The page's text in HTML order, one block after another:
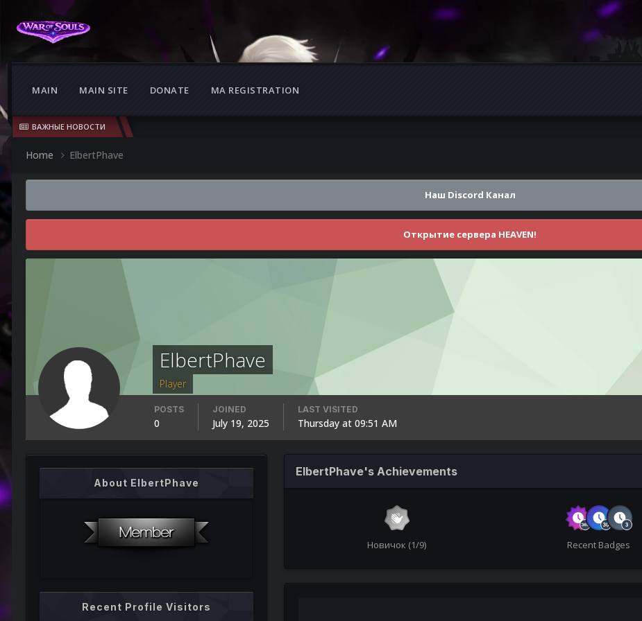
MAIN MAIN SITE DONATE MA REGISTRATION
ВАЖНЫЕ НОВОСТИ
Home ElbertPhave
Наш Discord Канал
Открытие сервера HEAVEN!
ElbertPhave
Player
POSTS
0
JOINED
July 19, 2025
LAST VISITED
Thursday at 09:51 AM
About ElbertPhave
Recent Profile Visitors
ElbertPhave's Achievements
Новичок (1/9) Recent Badges